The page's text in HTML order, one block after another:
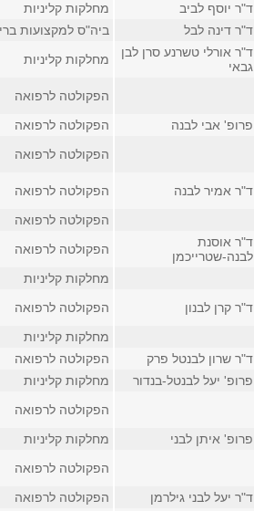
ד"ר יוסף לביב
מחלקות קליניות
ד"ר דינה לבל
ביה"ס למקצועות
ד"ר אורלי טשרנע סרן לבן
גבאי
מחלקות קליניות
הפקולטה לרפואה
פרופ' אבי לבנה
הפקולטה לרפואה
הפקולטה לרפואה
ד"ר אמיר לבנה הפקולטה לרפואה
הפקולטה לרפואה
ד"ר אוסנת
לבנה-שטרייכמן
הפקולטה לרפואה
מחלקות קליניות
ד"ר קרן לבנון
הפקולטה לרפואה
מחלקות קליניות
ד"ר שרון לבנטל פרק
הפקולטה לרפואה
פרופ' יעל לבנטל-בנדור
מחלקות קליניות
הפקולטה לרפואה
פרופ' איתן לבני
מחלקות קליניות
הפקולטה לרפואה
ד"ר יעל לבני גילרמן
הפקולטה לרפואה